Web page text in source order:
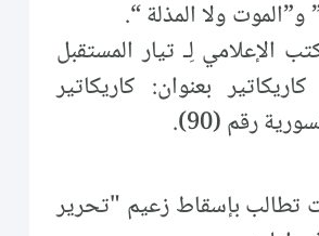
و”الموت ولا المذلة “.
الإعلامي لِـ تيار المستقبل
بعنوان: كاريكاتير
رقم (90).
تطالب بإسقاط زعيم "تحرير